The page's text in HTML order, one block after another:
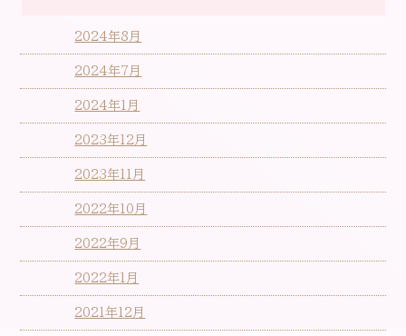
2024年8月
2024年7月
2024年1月
2023年12月
2023年11月
2022年10月
2022年9月
2022年1月
2021年12月